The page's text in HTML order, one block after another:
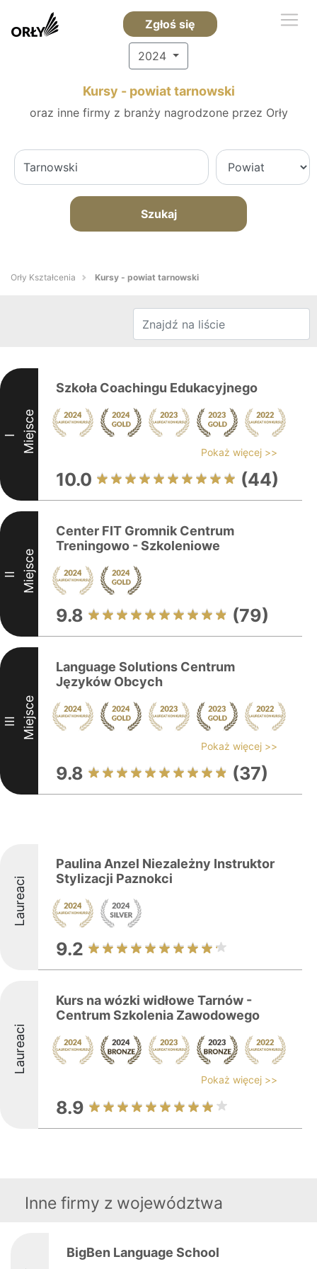
Zgłoś się
2024
Kursy - powiat tarnowski
oraz inne firmy z branży nagrodzone przez Orły
Szukaj
Orły Kształcenia Kursy - powiat tarnowski
I Miejsce
Szkoła Coachingu Edukacyjnego
Pokaż więcej >>
10.0 (44)
II Miejsce
Center FIT Gromnik Centrum
Treningowo - Szkoleniowe
9.8 (79)
III Miejsce
Language Solutions Centrum
Języków Obcych
Pokaż więcej >>
9.8 (37)
Laureaci
Paulina Anzel Niezależny Instruktor
Stylizacji Paznokci
9.2
Laureaci
Kurs na wózki widłowe Tarnów -
Centrum Szkolenia Zawodowego
Pokaż więcej >>
8.9
Inne firmy z województwa
BigBen Language School